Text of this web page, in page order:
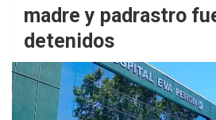
madre y padrastro
detenidos